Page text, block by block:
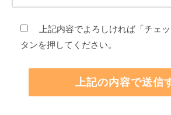
上記内容でよろしければ「チェ
タンを押してください。